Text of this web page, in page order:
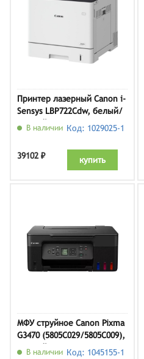
Принтер лазерный Canon i-
Sensys LBP722Cdw, белый/
черный
В наличии Код: 1029025-1
39102 ₽ купить
МФУ струйное Canon Pixma
G3470 (5805C029/5805C009),
черный
В наличии Код: 1045155-1